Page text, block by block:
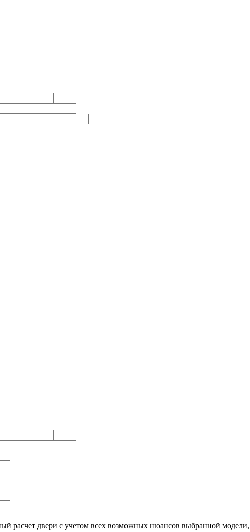
расчет двери с учетом всех возможных нюансов выбранной